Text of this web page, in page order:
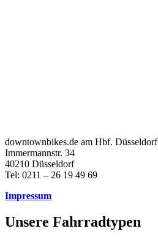
downtownbikes.de am Hbf. Düsseldorf
Immermannstr. 34
40210 Düsseldorf
Tel: 0211 – 26 19 49 69
Impressum
Unsere Fahrradtypen